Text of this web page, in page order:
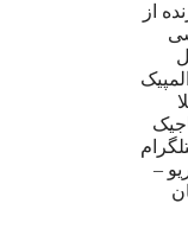
2016 – زنده از
از ریو –